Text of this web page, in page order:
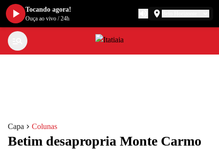
Capa Colunas
Betim desapropria Monte Carmo
Tocando agora!
Ouça ao vivo /24h